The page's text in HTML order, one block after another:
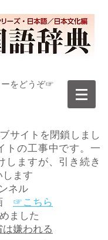
をどうぞ☞
サイトを閉鎖しまし
トの工事中です。一
しますが、引き続き
ます
ネル
☞こちら
ました
嫌われる